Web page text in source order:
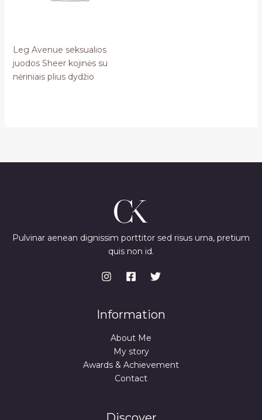
Leg Avenue seksualios
juodos Sheer kojinės su
nėriniais plius dydžio
Pulvinar aenean dignissim porttitor sed risus urna, pretium
quis non id.
Information
About Me
My story
Awards & Achievement
Contact